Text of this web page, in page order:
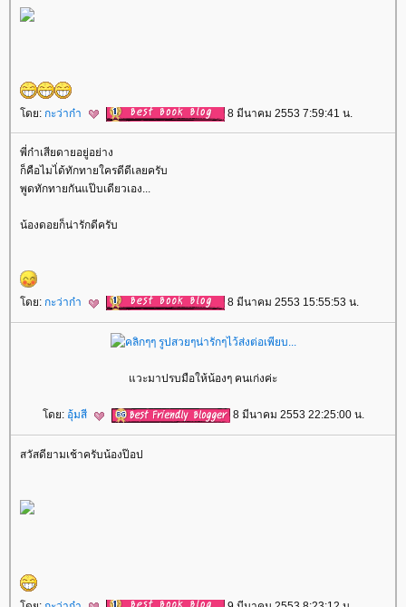
ดย: กะว่าก๋า 8 มีนาคม 2553 7:59:41 น.
พี่ก๋าเสียดายอยู่อย่าง
ก็คือไมไ่ด้ทักทายใครดีดีเลยครับ
พูดทักทายกันแป๊บเดียวเอง...
น้องดอยก็น่ารักดีครับ
ดย: กะว่าก๋า 8 มีนาคม 2553 15:55:53 น.
วะมาปรบมือให้น้องๆ คนเก่งค่ะ
ดย: อุ้มสี 8 มีนาคม 2553 22:25:00 น.
สวัสดียามเช้าครับน้องป๊อป